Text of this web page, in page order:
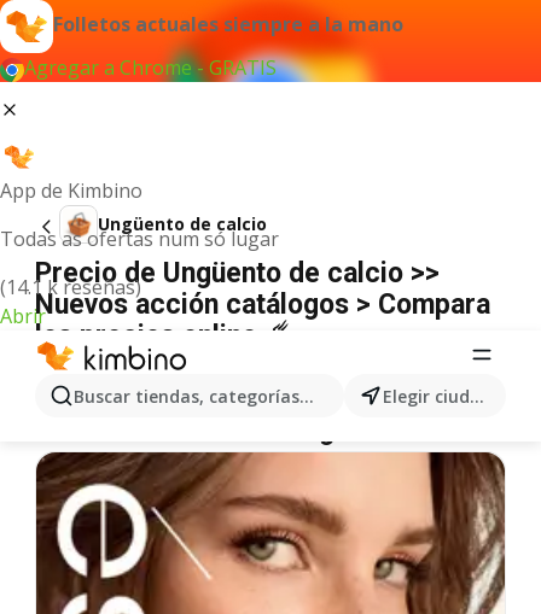
Folletos actuales siempre a la mano
Agregar a Chrome - GRATIS
App de Kimbino
Todas as ofertas num só lugar
(14.1 k reseñas)
Abrir
Buscar tiendas, categorías, productos... Elegir ciudad
Ungüento de calcio
Precio de Ungüento de calcio >>
Nuevos acción catálogos > Compara
los precios online ☄️
No hemos encontrado resultados para este
término.